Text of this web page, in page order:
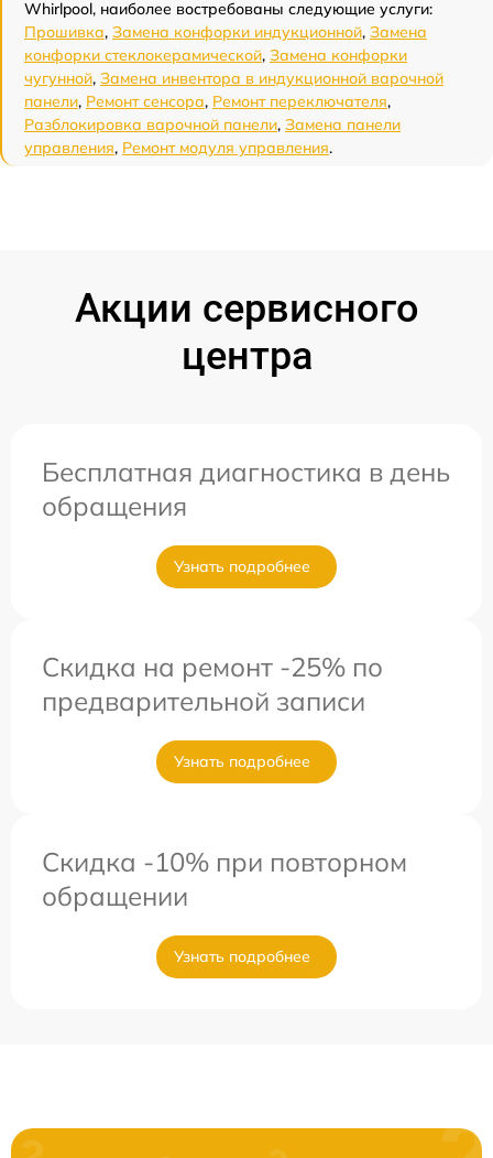
Whirlpool, наиболее востребованы следующие услуги:
Прошивка, Замена конфорки индукционной, Замена
конфорки стеклокерамической, Замена конфорки
чугунной, Замена инвентора в индукционной варочной
панели, Ремонт сенсора, Ремонт переключателя,
Разблокировка варочной панели, Замена панели
управления, Ремонт модуля управления.
Акции сервисного
центра
Бесплатная диагностика в день
обращения
Узнать подробнее
Скидка на ремонт -25% по
предварительной записи
Узнать подробнее
Скидка -10% при повторном
обращении
Узнать подробнее